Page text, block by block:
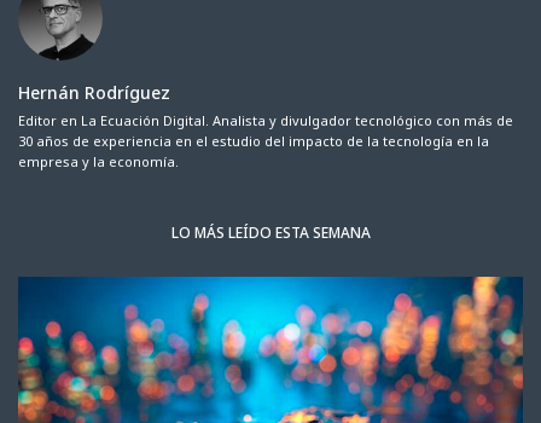
Hernán Rodríguez
Editor en La Ecuación Digital. Analista y divulgador tecnológico con más de
30 años de experiencia en el estudio del impacto de la tecnología en la
empresa y la economía.
LO MÁS LEÍDO ESTA SEMANA